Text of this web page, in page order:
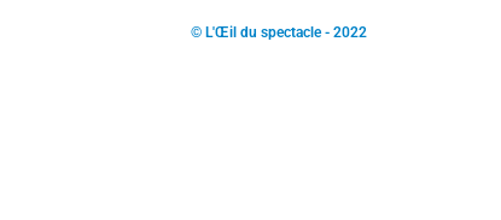
© L'Œil du spectacle - 2022